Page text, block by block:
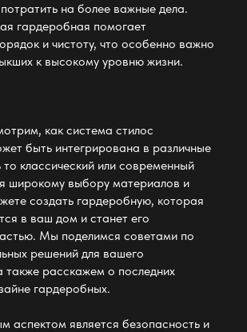
на более важные дела.
гардеробная помогает
и чистоту, что особенно важно
к высокому уровню жизни.
каксистема стилос
быть интегрирована в различные
классический или современный
широкому выбору материалов и
создать гардеробную, которая
в ваш дом и станет его
Мы поделимся советами по
решений для вашего
также расскажем о последних
гардеробных.
аспектом является безопасность и